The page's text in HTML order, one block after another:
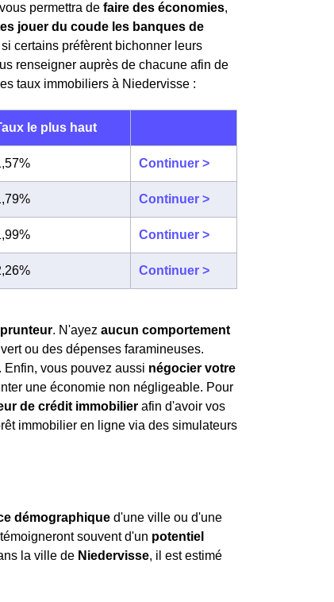
permettra de faire des économies,
jouer du coude les banques de
certains préfèrent bichonner leurs
renseigner auprès de chacune afin de
taux immobiliers à Niedervisse :
le plus haut
Continuer >
Continuer >
Continuer >
Continuer >
. N'ayez aucun comportement
ou des dépenses faramineuses.
Enfin, vous pouvez aussi négocier votre
une économie non négligeable. Pour
de crédit immobilier afin d'avoir vos
immobilier en ligne via des simulateurs
démographique d'une ville ou d'une
souvent d'un potentiel
la ville de Niedervisse, il est estimé